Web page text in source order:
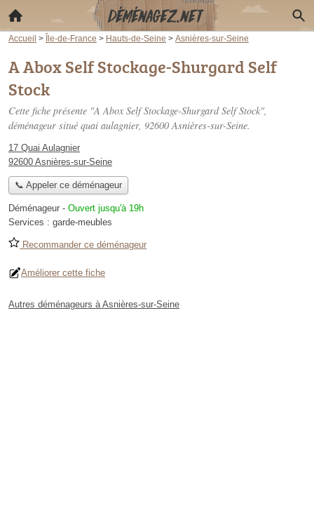
Accueil > Île-de-France > Hauts-de-Seine > Asnières-sur-Seine
A Abox Self Stockage-Shurgard Self
Stock
Cette fiche présente "A Abox Self Stockage-Shurgard Self Stock",
déménageur situé quai aulagnier, 92600 Asnières-sur-Seine.
17 Quai Aulagnier
92600 Asnières-sur-Seine
📞 Appeler ce déménageur
Déménageur - Ouvert jusqu'à 19h
Services : garde-meubles
Recommander ce déménageur
Améliorer cette fiche
Autres déménageurs à Asnières-sur-Seine